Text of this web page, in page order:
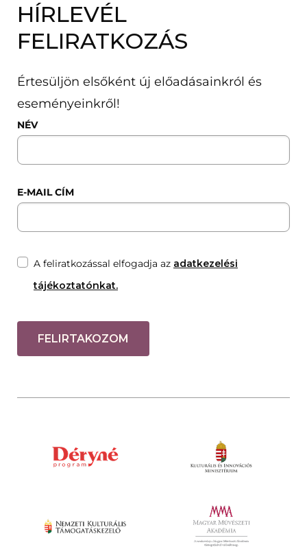
HÍRLEVÉL
FELIRATKOZÁS
Értesüljön elsőként új előadásainkról és
eseményeinkről!
NÉV
E-MAIL CÍM
A feliratkozással elfogadja az adatkezelési
tájékoztatónkat.
FELIRTAKOZOM